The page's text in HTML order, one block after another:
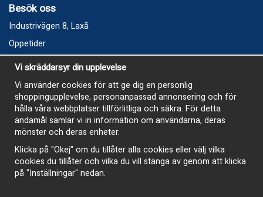
Besök oss
Industrivägen 8, Laxå
Öppetider
Vecka 32
Måndag kl 9-12, kl 13 - 15
Onsdag kl 9-12, kl 13 - 15
Tisdag, Tordag och Fredag stängt
E-Handelsbutiken är öppen och paket skickas hela
sommaren
Vi skräddarsyr din upplevelse
Vi använder cookies för att ge dig en personlig
shoppingupplevelse, personanpassad annonsering och för
hålla våra webbplatser tillförlitliga och säkra. För detta
ändamål samlar vi in information om användarna, deras
mönster och deras enheter.
Klicka på "Okej" om du tillåter alla cookies eller välj vilka
cookies du tillåter och vilka du vill stänga av genom att klicka
på "Inställningar" nedan.